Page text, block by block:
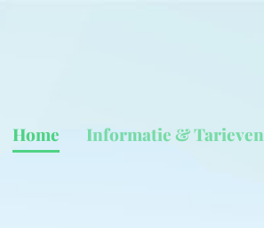
Home Informatie & Tarieven